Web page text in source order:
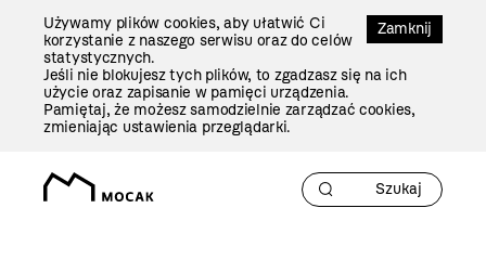
Zamknij
Używamy plików cookies, aby ułatwić Ci
korzystanie z naszego serwisu oraz do celów
statystycznych.
Jeśli nie blokujesz tych plików, to zgadzasz się na ich
użycie oraz zapisanie w pamięci urządzenia.
Pamiętaj, że możesz samodzielnie zarządzać cookies,
zmieniając ustawienia przeglądarki.